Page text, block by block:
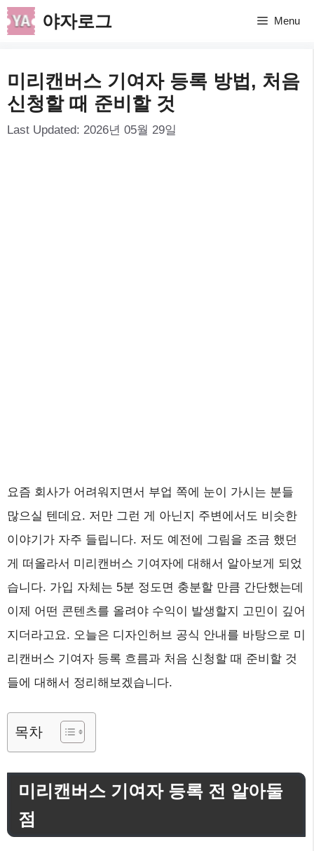
컨
텐
로
건
너
야자로그 Menu
미리캔버스 기여자 등록 방법, 처음
신청할 때 준비할 것
Last Updated: 2026년 05월 29일
요즘 회사가 어려워지면서 부업 쪽에 눈이 가시는 분들
많으실 텐데요. 저만 그런 게 아닌지 주변에서도 비슷한
이야기가 자주 들립니다. 저도 예전에 그림을 조금 했던
게 떠올라서 미리캔버스 기여자에 대해서 알아보게 되었
습니다. 가입 자체는 5분 정도면 충분할 만큼 간단했는데
이제 어떤 콘텐츠를 올려야 수익이 발생할지 고민이 깊어
지더라고요. 오늘은 디자인허브 공식 안내를 바탕으로 미
리캔버스 기여자 등록 흐름과 처음 신청할 때 준비할 것
들에 대해서 정리해보겠습니다.
목차
미리캔버스 기여자 등록 전 알아둘
점